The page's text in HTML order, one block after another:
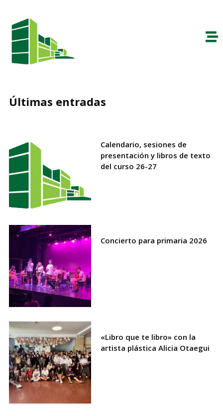
Últimas entradas
Calendario, sesiones de
presentación y libros de texto
del curso 26-27
Concierto para primaria 2026
«Libro que te libro» con la
artista plástica Alicia Otaegui